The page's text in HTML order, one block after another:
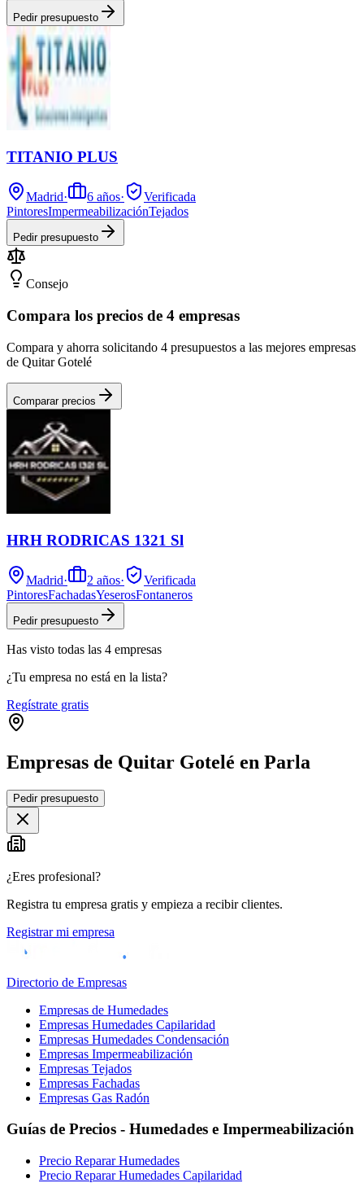
Pedir presupuesto
TITANIO PLUS
Madrid· 6 años·
Verificada
PintoresImpermeabilizaciónTejados
Pedir presupuesto
Consejo
Compara los precios de 4 empresas
Compara y ahorra solicitando 4 presupuestos a las mejores empresas
de Quitar Gotelé
Comparar precios
HRH RODRICAS 1321 Sl
Madrid· 2 años·
Verificada
PintoresFachadasYeserosFontaneros
Pedir presupuesto
Has visto todas las 4 empresas
¿Tu empresa no está en la lista?
Regístrate gratis
Empresas de Quitar Gotelé en Parla
+
−
Pedir presupuesto
¿Eres profesional?
Registra tu empresa gratis y empieza a recibir clientes.
Registrar mi empresa
Directorio de Empresas
Empresas de Humedades
Empresas Humedades Capilaridad
Empresas Humedades Condensación
Empresas Impermeabilización
Empresas Tejados
Empresas Fachadas
Empresas Gas Radón
Guías de Precios - Humedades e Impermeabilización
Precio Reparar Humedades
Precio Reparar Humedades Capilaridad